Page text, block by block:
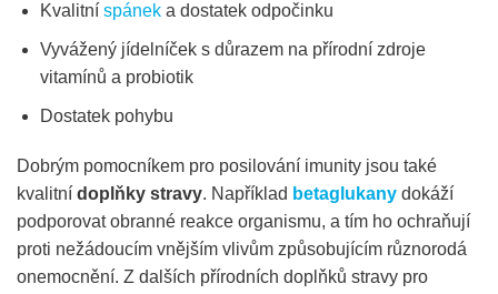
Kvalitní spáneka dostatek odpočinku
Vyvážený jídelníček s důrazem na přírodní zdroje
vitamínů a probiotik
Dostatek pohybu
Dobrým pomocníkem pro posilování imunity jsou také
kvalitní doplňky stravy. Například betaglukany dokáží
podporovat obranné reakce organismu, a tím ho ochraňují
proti nežádoucím vnějším vlivům způsobujícím různorodá
onemocnění. Z dalších přírodních doplňků stravy pro